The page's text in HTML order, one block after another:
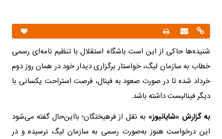
شنیده‌ها حاکی از این است باشگاه استقلال با تنظیم نامه‌ای رسمی
خطاب به سازمان لیگ، خواستار برگزاری دیدار خود در همان روز دوم
خرداد شده تا در صورت صعود به فینال، فرصت استراحت یکسانی با
دیگر فینالیست داشته باشد.
به گزارش «شایانیوز» به نقل از فرهیختگان؛ بااین‌حال گفته می‌شود
این درخواست هنوز به‌صورت رسمی به سازمان لیگ نرسیده و در